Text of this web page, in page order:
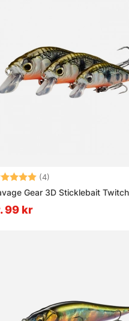
(4)
Gear 3D Sticklebait Twitch
99 kr